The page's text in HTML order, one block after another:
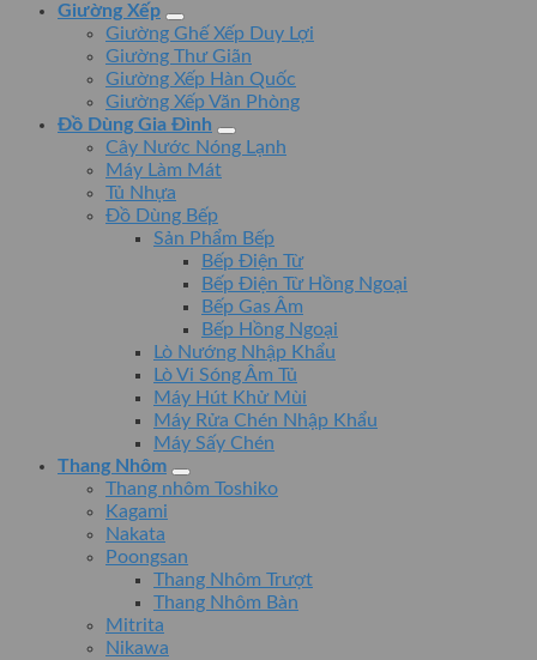
Giường Xếp
Giường Ghế Xếp Duy Lợi
Giường Thư Giãn
Giường Xếp Hàn Quốc
Giường Xếp Văn Phòng
Đồ Dùng Gia Đình
Cây Nước Nóng Lạnh
Máy Làm Mát
Tủ Nhựa
Đồ Dùng Bếp
Sản Phẩm Bếp
Bếp Điện Từ
Bếp Điện Từ Hồng Ngoại
Bếp Gas Âm
Bếp Hồng Ngoại
Lò Nướng Nhập Khẩu
Lò Vi Sóng Âm Tủ
Máy Hút Khử Mùi
Máy Rửa Chén Nhập Khẩu
Máy Sấy Chén
Thang Nhôm
Thang nhôm Toshiko
Kagami
Nakata
Poongsan
Thang Nhôm Trượt
Thang Nhôm Bàn
Mitrita
Nikawa